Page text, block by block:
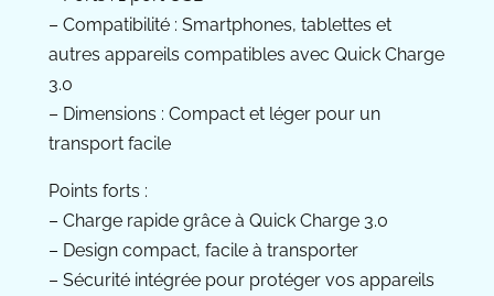
– Compatibilité : Smartphones, tablettes et
autres appareils compatibles avec Quick Charge
3.0
– Dimensions : Compact et léger pour un
transport facile
Points forts :
– Charge rapide grâce à Quick Charge 3.0
– Design compact, facile à transporter
– Sécurité intégrée pour protéger vos appareils